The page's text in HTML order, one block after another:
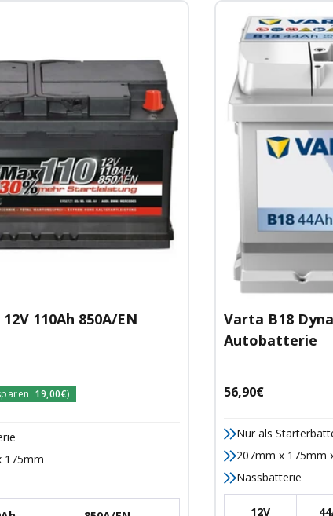
110Ah 850A/EN
19,00€)
175mm
Varta B18
Autobatterie
Angebotspreis
56,90€
Nur als
207mm x 175mm
Nassbatterie
12V